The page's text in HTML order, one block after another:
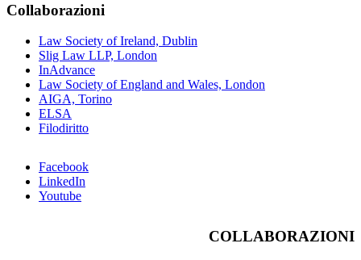
Collaborazioni
Law Society of Ireland, Dublin
Slig Law LLP, London
InAdvance
Law Society of England and Wales, London
AIGA, Torino
ELSA
Filodiritto
Facebook
LinkedIn
Youtube
COLLABORAZIONI